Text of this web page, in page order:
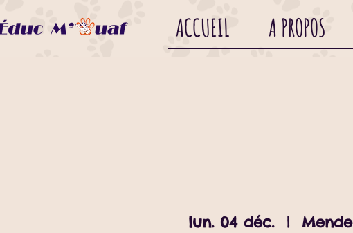
ACCUEIL A PROPOS
lun. 04 déc.
  |
Mende